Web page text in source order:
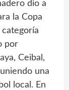
dio a
la Copa
categoría
por
Ceibal,
una
local. En